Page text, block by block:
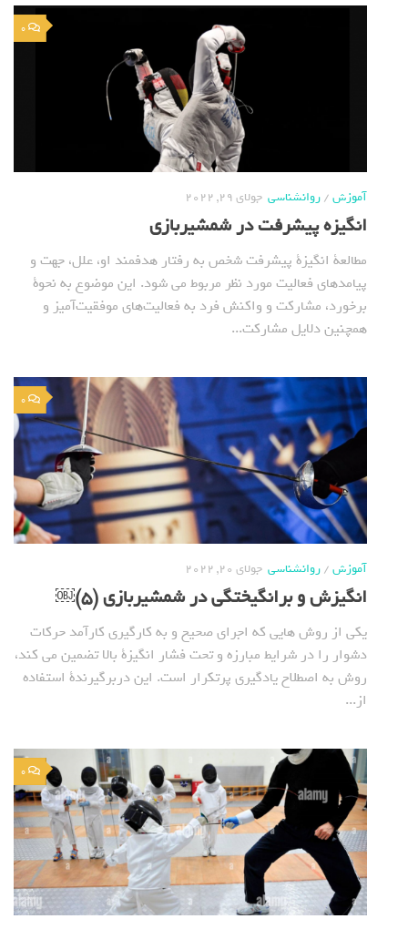
0
آموزش/روانشناسی جولای 29, 2022
انگیزه پیشرفت در شمشیربازی
مطالعة انگیزة پیشرفت شخص به رفتار هدفمند او، علل، جهت و
پیامدهای فعالیت مورد نظر مربوط می شود. این موضوع به نحوة
برخورد، مشارکت و واکنش فرد به فعالیت‌های موفقیت‌آمیز و
همچنین دلایل مشارکت...
0
آموزش/روانشناسی جولای 20, 2022
انگیزش و برانگیختگی در شمشیربازی (5)￼
یکی از روش هایی که اجرای صحیح و به کارگیری کارآمد حرکات
دشوار را در شرایط مبارزه و تحت فشار انگیزة بالا تضمین می کند،
روش به اصطلاح یادگیری پرتکرار است. این دربرگیرندة استفاده
از...
0